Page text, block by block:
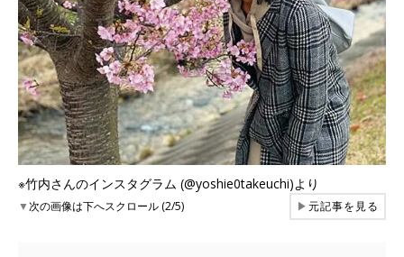
※竹内さんのインスタグラム (@yoshie0takeuchi)より
▼次の画像は下へスクロール (2/5) ▶元記事を見る